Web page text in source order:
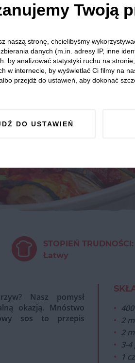
STOPIEŃ TRUDNOŚCI:
Łatwy
Nasz pomysł
okazją. Mnóstwo
sos to przepis
2
2
3-
1
Twoją
naszą stronę, chcielibyśmy
danych (m.in. adresy IP, inne
by analizować statystyki ruchu na
w internecie, by wyświetlać Ci filmy na
przejdź do ustawień, aby dokonać
DO USTAWIEŃ